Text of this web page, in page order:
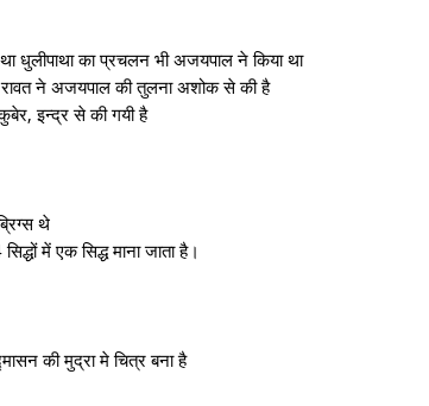
धुलीपाथा का प्रचलन भी अजयपाल ने किया था
ने अजयपाल की तुलना अशोक से की है
इन्द्र से की गयी है
थे
में एक सिद्ध माना जाता है।
की मुद्रा मे चित्र बना है